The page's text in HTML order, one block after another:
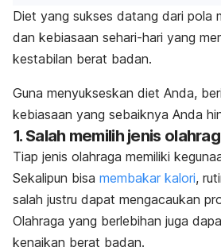
Diet yang sukses datang dari pola
dan kebiasaan sehari-hari yang
kestabilan berat badan.
Guna menyukseskan diet Anda,
kebiasaan yang sebaiknya Anda
1. Salah memilih jenis
Tiap jenis olahraga memiliki
Sekalipun bisa membakar kalori,
salah justru dapat mengacaukan
Olahraga yang berlebihan juga
kenaikan berat badan.